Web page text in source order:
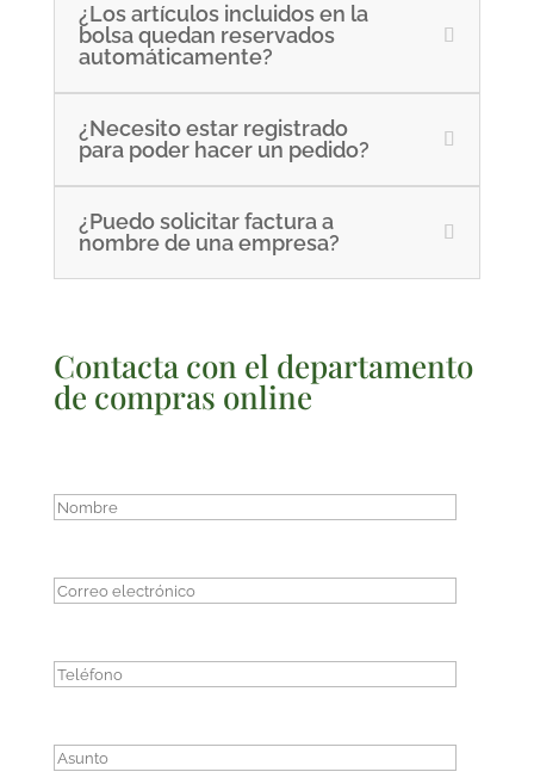
¿Los artículos incluidos en la
bolsa quedan reservados
automáticamente?
¿Necesito estar registrado
para poder hacer un pedido?
¿Puedo solicitar factura a
nombre de una empresa?
Contacta con el departamento
de compras online